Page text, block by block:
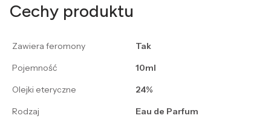
Cechy produktu
Zawiera feromony
Tak
Pojemność
10ml
Olejki eteryczne
24%
Rodzaj
Eau de Parfum